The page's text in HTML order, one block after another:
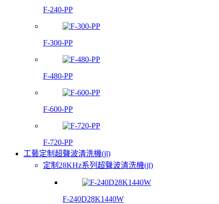
F-240-PP
F-300-PP
F-480-PP
F-600-PP
F-720-PP
工藝定制超聲波清洗機(jī)
定制28KHz系列超聲波清洗機(jī)
F-240D28K1440W